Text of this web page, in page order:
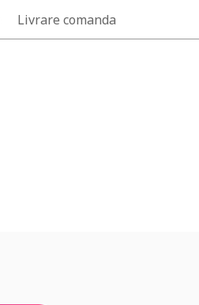
Livrare comanda